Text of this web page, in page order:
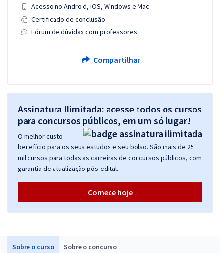
Sobre o curso Sobre o concurso
Acesso no Android, iOS, Windows e Mac
Certificado de conclusão
Fórum de dúvidas com professores
Compartilhar
Assinatura Ilimitada: acesse todos os cursos
para concursos públicos, em um só lugar!
O melhor custo
benefício para os seus estudos e seu bolso. São mais de 25
mil cursos para todas as carreiras de concursos públicos, com
garantia de atualização pós-edital.
Comece hoje